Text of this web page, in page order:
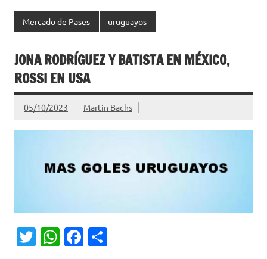
Mercado de Pases uruguayos
JONA RODRÍGUEZ Y BATISTA EN MÉXICO,
ROSSI EN USA
05/10/2023 Martin Bachs
T
W Fa